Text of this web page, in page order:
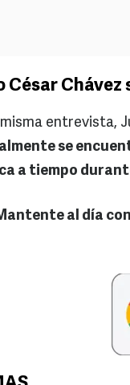
César Chávez
misma entrevista,
se
a tiempo
al día